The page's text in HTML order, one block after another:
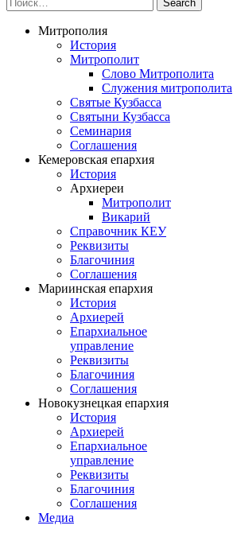
Митрополия
История
Митрополит
Слово Митрополита
Служения митрополита
Святые Кузбасса
Святыни Кузбасса
Семинария
Соглашения
Кемеровская епархия
История
Архиереи
Митрополит
Викарий
Справочник КЕУ
Реквизиты
Благочиния
Соглашения
Мариинская епархия
История
Архиерей
Епархиальное
управление
Реквизиты
Благочиния
Соглашения
Новокузнецкая епархия
История
Архиерей
Епархиальное
управление
Реквизиты
Благочиния
Соглашения
Медиа